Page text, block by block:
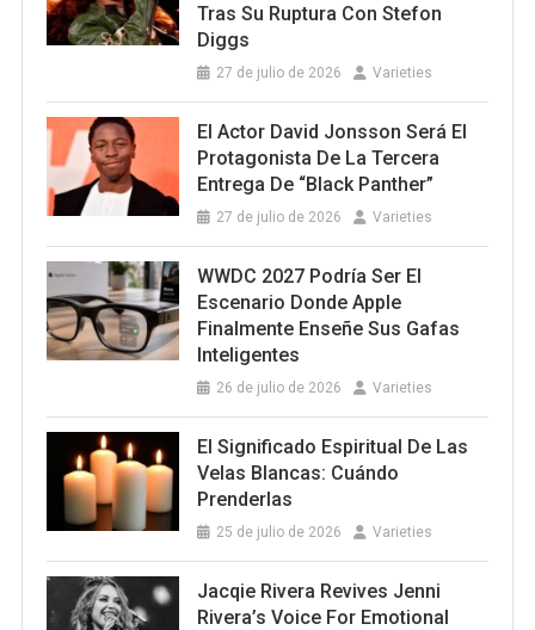
Tras Su Ruptura Con Stefon
Diggs
27 de julio de 2026 Varieties
El Actor David Jonsson Será El
Protagonista De La Tercera
Entrega De “Black Panther”
27 de julio de 2026 Varieties
WWDC 2027 Podría Ser El
Escenario Donde Apple
Finalmente Enseñe Sus Gafas
Inteligentes
26 de julio de 2026 Varieties
El Significado Espiritual De Las
Velas Blancas: Cuándo
Prenderlas
25 de julio de 2026 Varieties
Jacqie Rivera Revives Jenni
Rivera’s Voice For Emotional